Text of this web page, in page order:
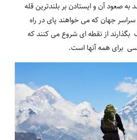
صعود آن و ایستادن بر بلندترین قله
جهان که می خواهند پای در راه
بگذارند از نقطه ای شروع می کنند که
برای همه آنها است.